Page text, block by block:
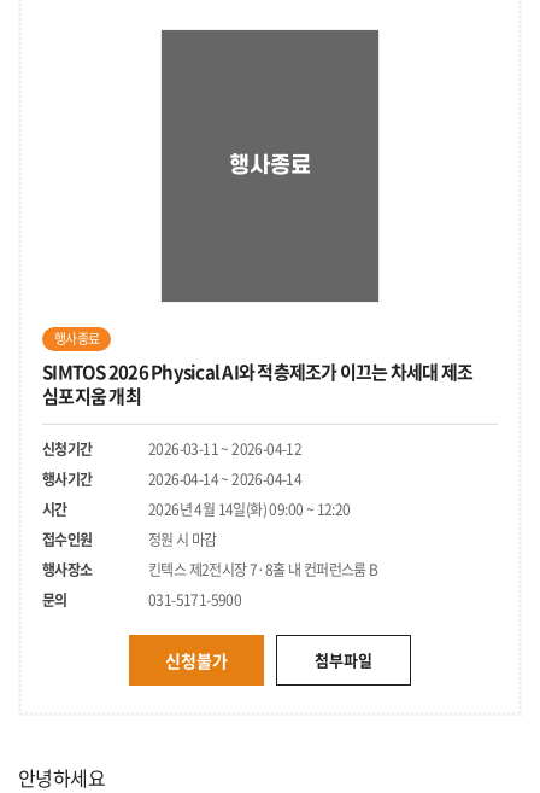
행사종료
SIMTOS 2026 Physical AI와 적층제조가 이끄는 차세대 제조
심포지움 개최
신청기간
2026-03-11 ~ 2026-04-12
행사기간
2026-04-14 ~ 2026-04-14
시간
2026년 4월 14일(화) 09:00 ~ 12:20
접수인원
정원 시 마감
행사장소
킨텍스 제2전시장 7·8홀 내 컨퍼런스룸 B
문의
031-5171-5900
신청불가 첨부파일
안녕하세요